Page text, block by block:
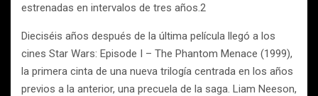
estrenadas en intervalos de tres años.2
Dieciséis años después de la última película llegó a los
cines Star Wars: Episode I – The Phantom Menace (1999),
la primera cinta de una nueva trilogía centrada en los años
previos a la anterior, una precuela de la saga. Liam Neeson,